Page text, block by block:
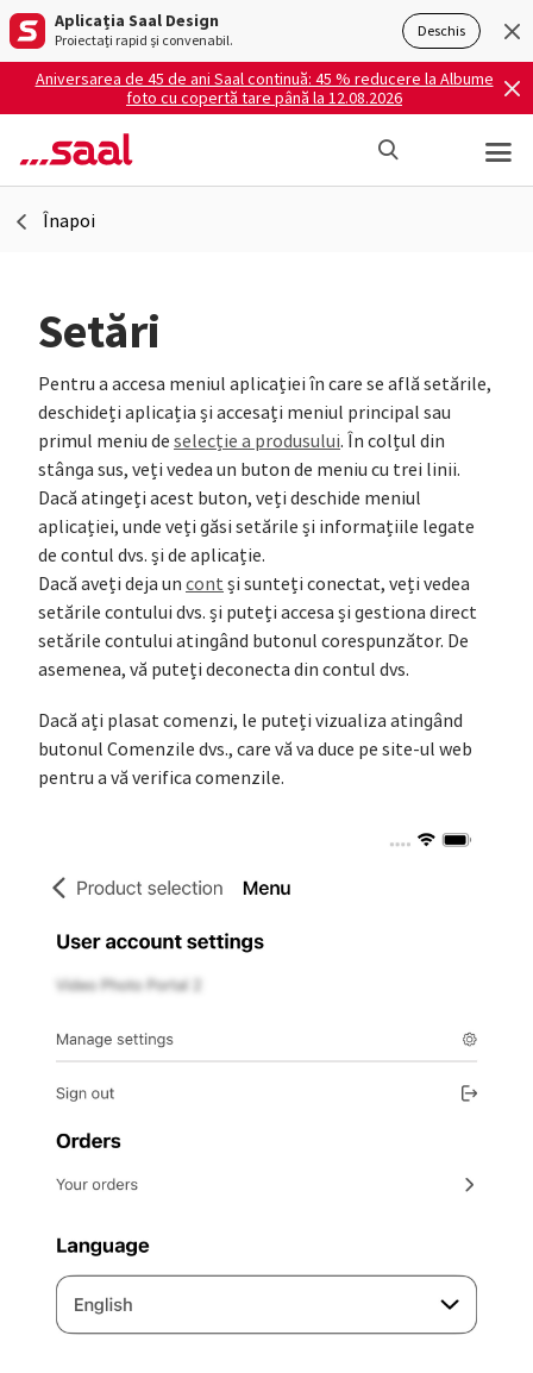
Aplicația Saal Design
Proiectați rapid și convenabil. Deschis
Aniversarea de 45 de ani Saal continuă: 45 % reducere la Albume
foto cu copertă tare până la 12.08.2026
Înapoi
Setări
Pentru a accesa meniul aplicației în care se află setările,
deschideți aplicația și accesați meniul principal sau
primul meniu de selecție a produsului. În colțul din
stânga sus, veți vedea un buton de meniu cu trei linii.
Dacă atingeți acest buton, veți deschide meniul
aplicației, unde veți găsi setările și informațiile legate
de contul dvs. și de aplicație.
Dacă aveți deja un cont și sunteți conectat, veți vedea
setările contului dvs. și puteți accesa și gestiona direct
setările contului atingând butonul corespunzător. De
asemenea, vă puteți deconecta din contul dvs.
Dacă ați plasat comenzi, le puteți vizualiza atingând
butonul Comenzile dvs., care vă va duce pe site-ul web
pentru a vă verifica comenzile.